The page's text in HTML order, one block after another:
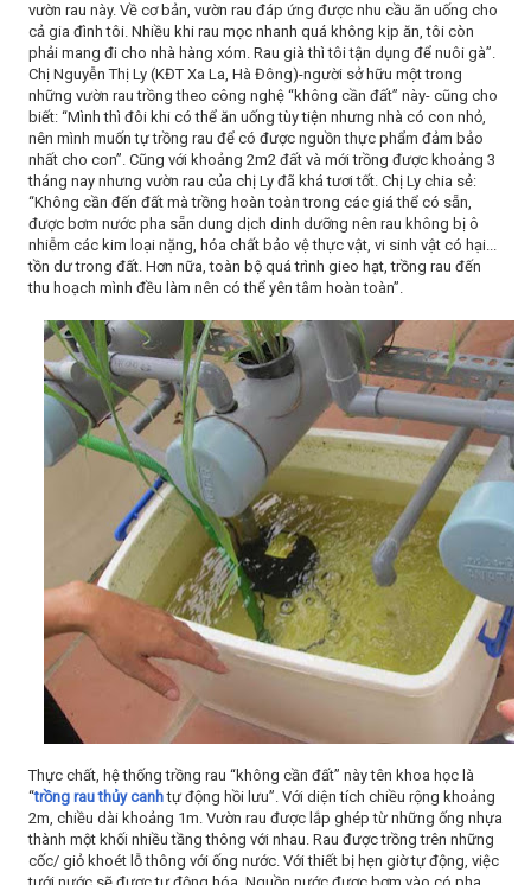
vườn rau này. Về cơ bản, vườn rau đáp ứng được nhu cầu ăn uống cho
cả gia đình tôi. Nhiều khi rau mọc nhanh quá không kịp ăn, tôi còn
phải mang đi cho nhà hàng xóm. Rau già thì tôi tận dụng để nuôi gà”.
Chị Nguyễn Thị Ly (KĐT Xa La, Hà Đông)-người sở hữu một trong
những vườn rau trồng theo công nghệ “không cần đất” này- cũng cho
biết: “Mình thì đôi khi có thể ăn uống tùy tiện nhưng nhà có con nhỏ,
nên mình muốn tự trồng rau để có được nguồn thực phẩm đảm bảo
nhất cho con”. Cũng với khoảng 2m2 đất và mới trồng được khoảng 3
tháng nay nhưng vườn rau của chị Ly đã khá tươi tốt. Chị Ly chia sẻ:
“Không cần đến đất mà trồng hoàn toàn trong các giá thể có sẵn,
được bơm nước pha sẵn dung dịch dinh dưỡng nên rau không bị ô
nhiễm các kim loại nặng, hóa chất bảo vệ thực vật, vi sinh vật có hại...
tồn dư trong đất. Hơn nữa, toàn bộ quá trình gieo hạt, trồng rau đến
thu hoạch mình đều làm nên có thể yên tâm hoàn toàn”.
Thực chất, hệ thống trồng rau “không cần đất” này tên khoa học là
“trồng rau thủy canhtự động hồi lưu”. Với diện tích chiều rộng khoảng
2m, chiều dài khoảng 1m. Vườn rau được lắp ghép từ những ống nhựa
thành một khối nhiều tầng thông với nhau. Rau được trồng trên những
cốc/ giỏ khoét lỗ thông với ống nước. Với thiết bị hẹn giờ tự động, việc